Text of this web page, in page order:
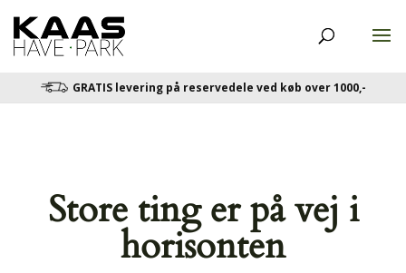
GRATIS levering på reservedele ved køb over 1000,-
Store ting er på vej i
horisonten